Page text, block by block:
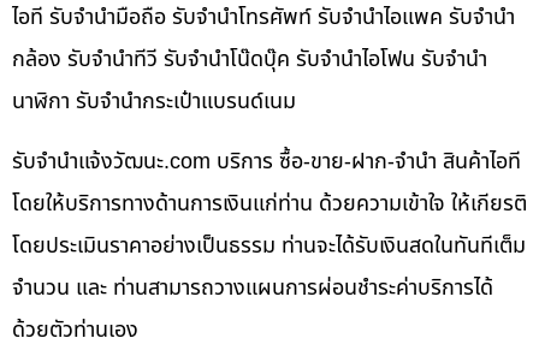
ไอที รับจำนำมือถือ รับจำนำโทรศัพท์ รับจำนำไอแพค รับจำนำ
กล้อง รับจำนำทีวี รับจำนำโน๊ดบุ๊ค รับจำนำไอโฟน รับจำนำ
นาฬิกา รับจำนำกระเป๋าแบรนด์เนม
รับจํานําแจ้งวัฒนะ.com บริการ ซื้อ-ขาย-ฝาก-จำนำ สินค้าไอที
โดยให้บริการทางด้านการเงินแก่ท่าน ด้วยความเข้าใจ ให้เกียรติ
โดยประเมินราคาอย่างเป็นธรรม ท่านจะได้รับเงินสดในทันทีเต็ม
จำนวน และ ท่านสามารถวางแผนการผ่อนชำระค่าบริการได้
ด้วยตัวท่านเอง